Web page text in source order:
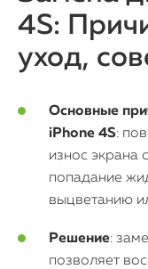
iMac
Mac Mini
О нас
Контакты
Статьи
4S:
уход,
Основные
iPhone 4S:
износ экрана
попадание
выцветанию
Решение:
позволяет